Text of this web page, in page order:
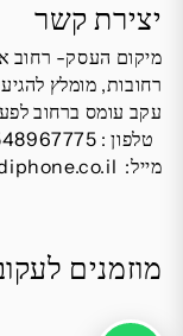
יצירת קשר
מיקום העסק- רחוב
רחובות, מומלץ
עקב עומס ברחוב
טלפון :
מייל:
מוזמנים